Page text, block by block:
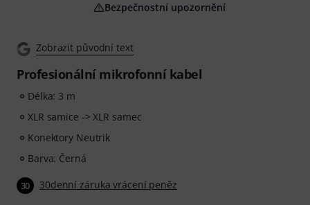
Zobrazit původní text
Profesionální mikrofonní kabel
Délka: 3 m
XLR samice -> XLR samec
Konektory Neutrik
Barva: Černá
30 30denní záruka vrácení peněz
Bezpečnostní upozornění